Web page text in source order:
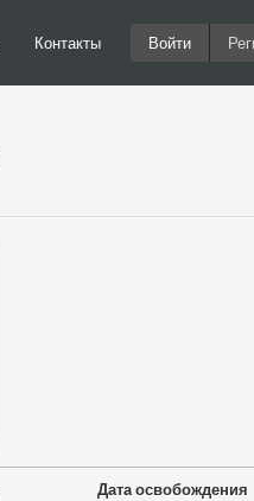
Контакты Войти
Дата освобождения